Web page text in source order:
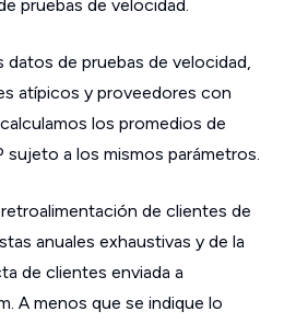
pruebas de velocidad.
datos de pruebas de velocidad,
atípicos y proveedores con
los promedios de
sujeto a los mismos parámetros.
de clientes de
anuales exhaustivas y de la
de clientes enviada a
A menos que se indique lo